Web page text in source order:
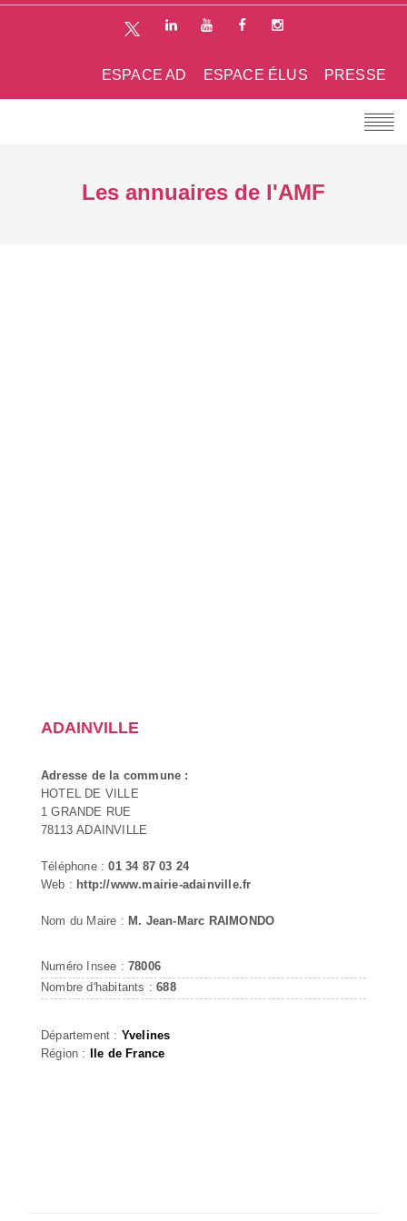
PRESSE
ESPACE ÉLUS
ESPACE AD
Les annuaires de l'AMF
ADAINVILLE
Adresse de la commune :
HOTEL DE VILLE
1 GRANDE RUE
78113 ADAINVILLE
Téléphone :01 34 87 03 24
Web : http://www.mairie-adainville.fr
Nom du Maire : M. Jean-Marc RAIMONDO
Numéro Insee : 78006
Nombre d'habitants :688
Département : Yvelines
Région : Ile de France